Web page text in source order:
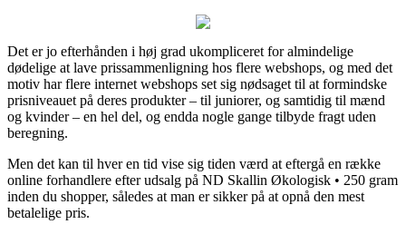
Det er jo efterhånden i høj grad ukompliceret for almindelige
dødelige at lave prissammenligning hos flere webshops, og med det
motiv har flere internet webshops set sig nødsaget til at formindske
prisniveauet på deres produkter – til juniorer, og samtidig til mænd
og kvinder – en hel del, og endda nogle gange tilbyde fragt uden
beregning.
Men det kan til hver en tid vise sig tiden værd at eftergå en række
online forhandlere efter udsalg på ND Skallin Økologisk • 250 gram
inden du shopper, således at man er sikker på at opnå den mest
betalelige pris.